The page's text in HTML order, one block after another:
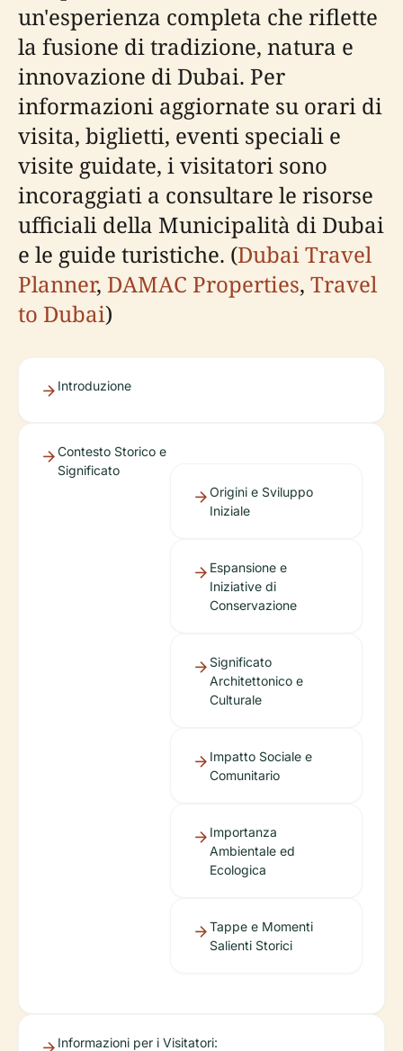
un'esperienza completa che riflette
la fusione di tradizione, natura e
innovazione di Dubai. Per
informazioni aggiornate su orari di
visita, biglietti, eventi speciali e
visite guidate, i visitatori sono
incoraggiati a consultare le risorse
ufficiali della Municipalità di Dubai
e le guide turistiche. (Dubai Travel
Planner, DAMAC Properties, Travel
to Dubai)
Introduzione
Contesto Storico e
Significato
Origini e Sviluppo
Iniziale
Espansione e
Iniziative di
Conservazione
Significato
Architettonico e
Culturale
Impatto Sociale e
Comunitario
Importanza
Ambientale ed
Ecologica
Tappe e Momenti
Salienti Storici
Informazioni per i Visitatori: